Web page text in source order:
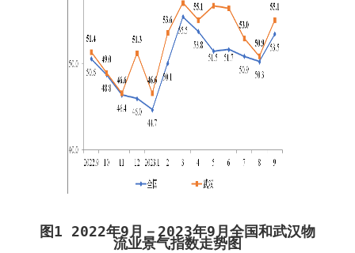
图1 2022年9月－ 2023年9月全国和武汉物
流业景气指数走势图